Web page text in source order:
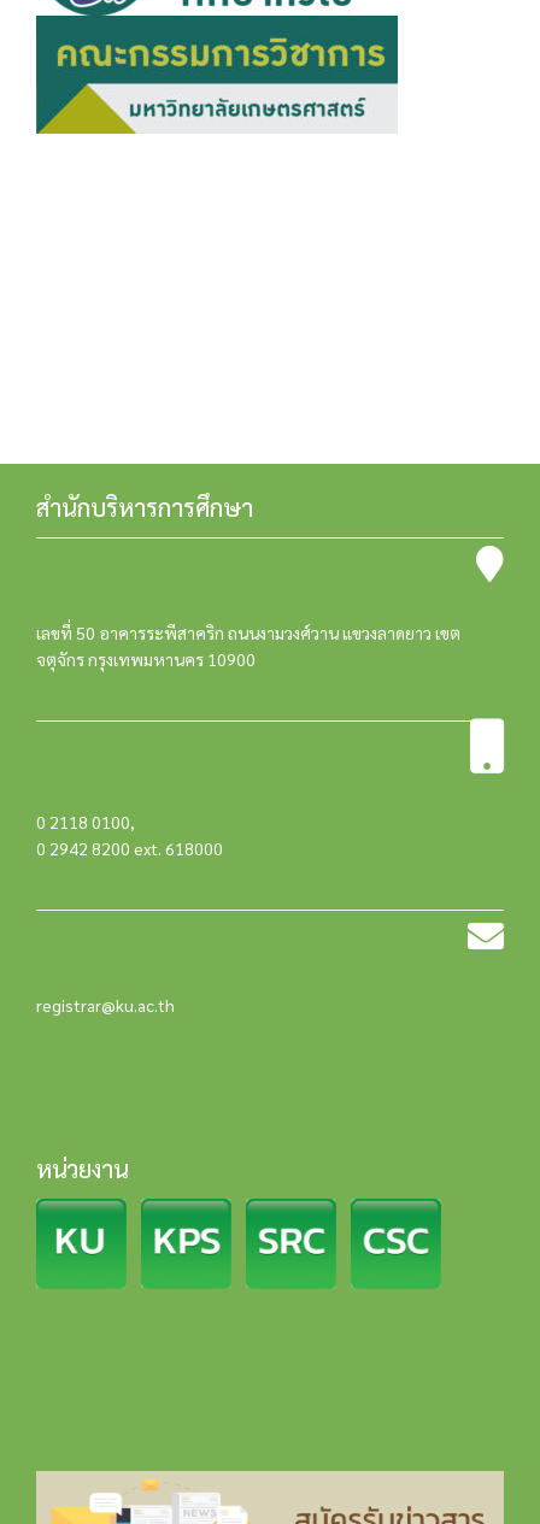
สำนักบริหารการศึกษา
เลขที่ 50 อาคารระพีสาคริก ถนนงามวงศ์วาน แขวงลาดยาว เขต
จตุจักร กรุงเทพมหานคร 10900
0 2118 0100,
0 2942 8200 ext. 618000
registrar@ku.ac.th
หน่วยงาน